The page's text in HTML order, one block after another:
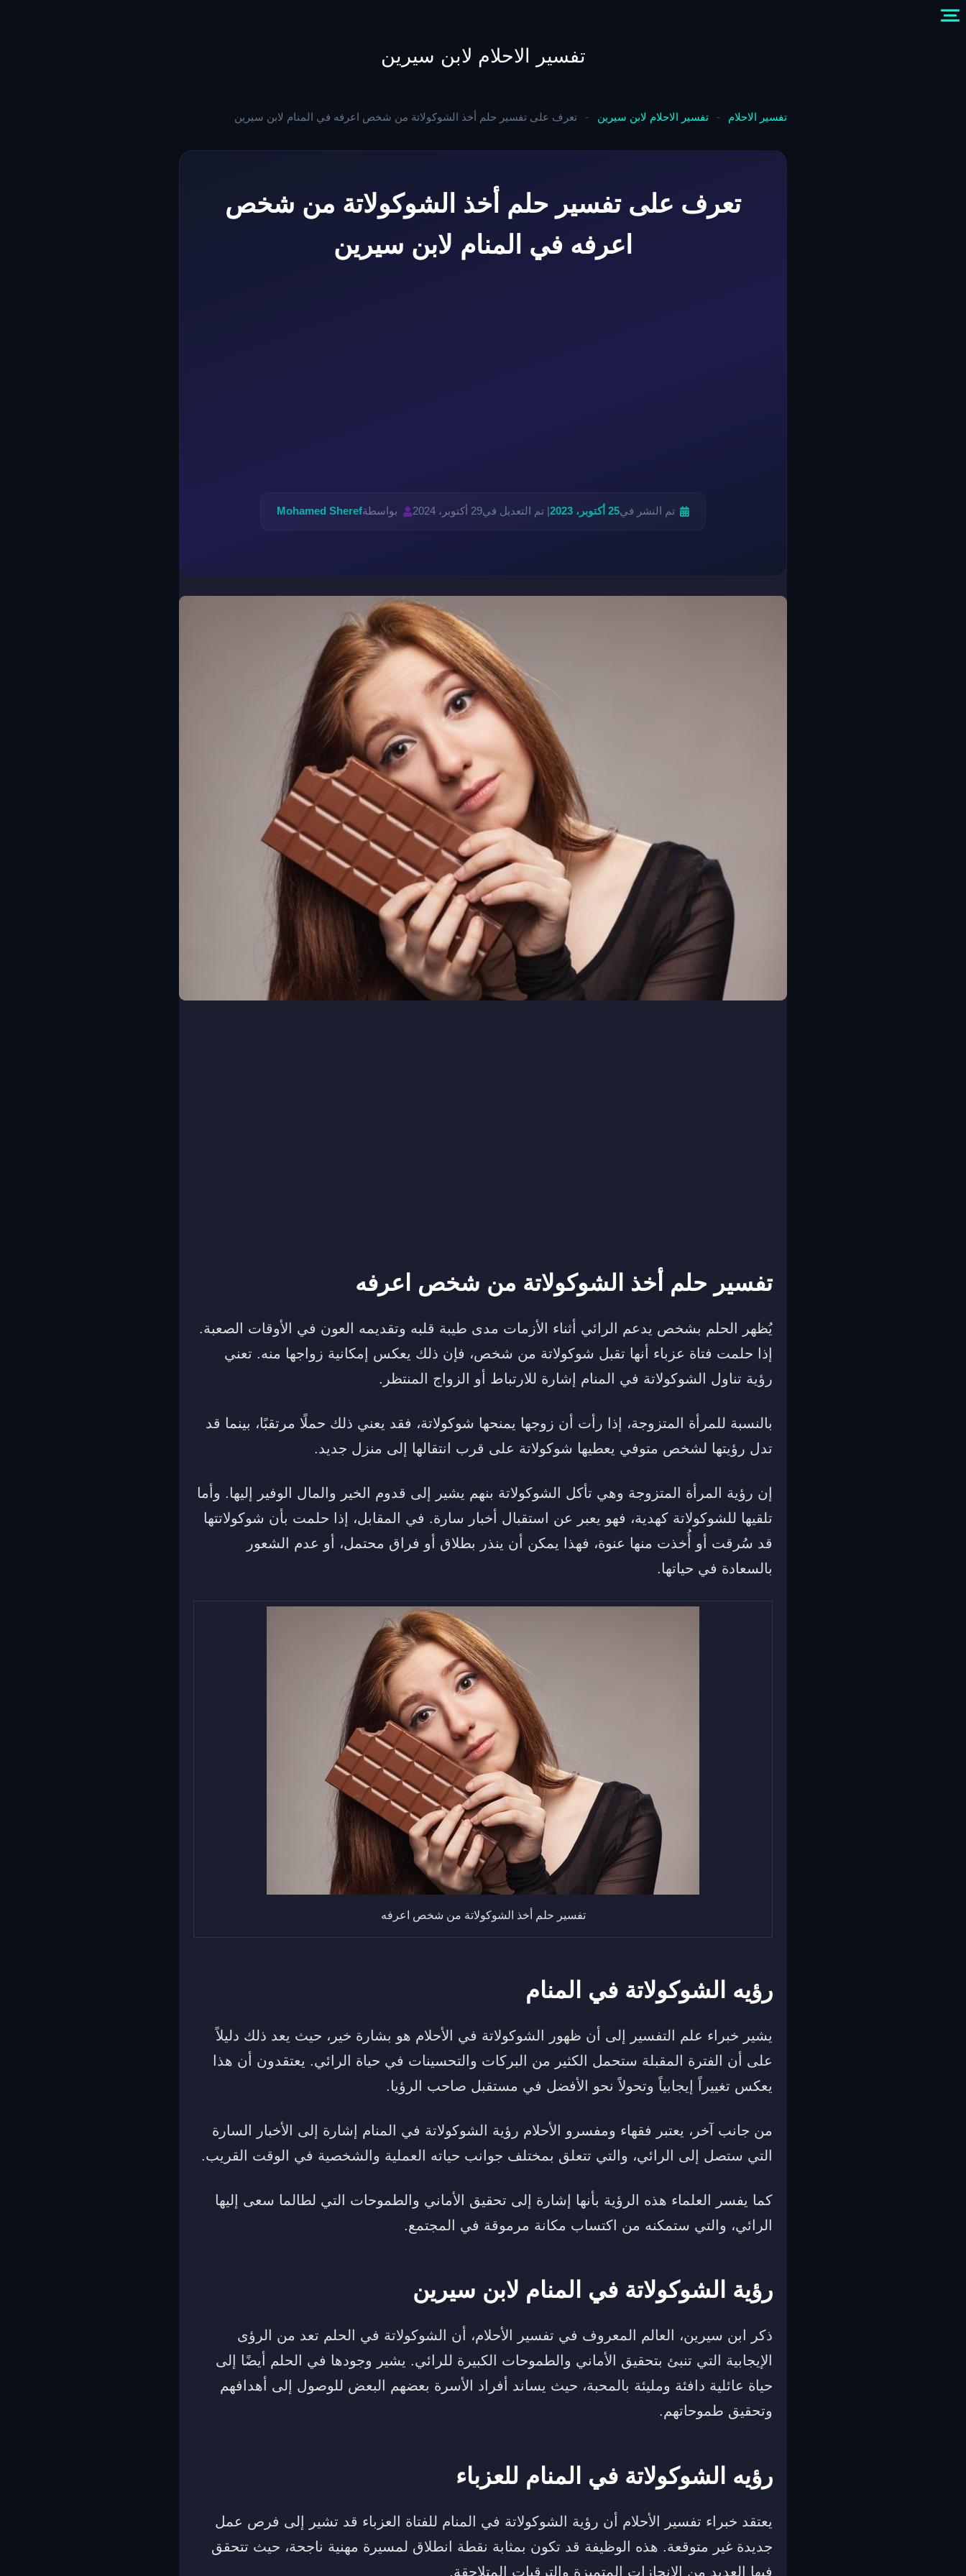
تفسير الاحلام لابن سيرين
تفسير الاحلام - تفسير الاحلام لابن سيرين - تعرف على تفسير حلم أخذ الشوكولاتة من شخص اعرفه في المنام لابن سيرين
تعرف على تفسير حلم أخذ الشوكولاتة من شخص
اعرفه في المنام لابن سيرين
تم النشر في25 أكتوبر، 2023 | تم التعديل في29 أكتوبر، 2024 بواسطةMohamed Sheref
تفسير حلم أخذ الشوكولاتة من شخص اعرفه
يُظهر الحلم بشخص يدعم الرائي أثناء الأزمات مدى طيبة قلبه وتقديمه العون في الأوقات الصعبة.
إذا حلمت فتاة عزباء أنها تقبل شوكولاتة من شخص، فإن ذلك يعكس إمكانية زواجها منه. تعني
رؤية تناول الشوكولاتة في المنام إشارة للارتباط أو الزواج المنتظر.
بالنسبة للمرأة المتزوجة، إذا رأت أن زوجها يمنحها شوكولاتة، فقد يعني ذلك حملًا مرتقبًا، بينما قد
تدل رؤيتها لشخص متوفي يعطيها شوكولاتة على قرب انتقالها إلى منزل جديد.
إن رؤية المرأة المتزوجة وهي تأكل الشوكولاتة بنهم يشير إلى قدوم الخير والمال الوفير إليها. وأما
تلقيها للشوكولاتة كهدية، فهو يعبر عن استقبال أخبار سارة. في المقابل، إذا حلمت بأن شوكولاتتها
قد سُرقت أو أُخذت منها عنوة، فهذا يمكن أن ينذر بطلاق أو فراق محتمل، أو عدم الشعور
بالسعادة في حياتها.
تفسير حلم أخذ الشوكولاتة من شخص اعرفه
رؤيه الشوكولاتة في المنام
يشير خبراء علم التفسير إلى أن ظهور الشوكولاتة في الأحلام هو بشارة خير، حيث يعد ذلك دليلاً
على أن الفترة المقبلة ستحمل الكثير من البركات والتحسينات في حياة الرائي. يعتقدون أن هذا
يعكس تغييراً إيجابياً وتحولاً نحو الأفضل في مستقبل صاحب الرؤيا.
من جانب آخر، يعتبر فقهاء ومفسرو الأحلام رؤية الشوكولاتة في المنام إشارة إلى الأخبار السارة
التي ستصل إلى الرائي، والتي تتعلق بمختلف جوانب حياته العملية والشخصية في الوقت القريب.
كما يفسر العلماء هذه الرؤية بأنها إشارة إلى تحقيق الأماني والطموحات التي لطالما سعى إليها
الرائي، والتي ستمكنه من اكتساب مكانة مرموقة في المجتمع.
رؤية الشوكولاتة في المنام لابن سيرين
ذكر ابن سيرين، العالم المعروف في تفسير الأحلام، أن الشوكولاتة في الحلم تعد من الرؤى
الإيجابية التي تنبئ بتحقيق الأماني والطموحات الكبيرة للرائي. يشير وجودها في الحلم أيضًا إلى
حياة عائلية دافئة ومليئة بالمحبة، حيث يساند أفراد الأسرة بعضهم البعض للوصول إلى أهدافهم
وتحقيق طموحاتهم.
رؤيه الشوكولاتة في المنام للعزباء
يعتقد خبراء تفسير الأحلام أن رؤية الشوكولاتة في المنام للفتاة العزباء قد تشير إلى فرص عمل
جديدة غير متوقعة. هذه الوظيفة قد تكون بمثابة نقطة انطلاق لمسيرة مهنية ناجحة، حيث تتحقق
فيها العديد من الإنجازات المتميزة والترقيات المتلاحقة.